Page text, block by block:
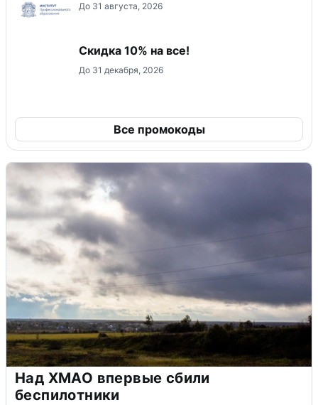
До 31 августа, 2026
Скидка 10% на все!
До 31 декабря, 2026
Все промокоды
Над ХМАО впервые сбили
беспилотники